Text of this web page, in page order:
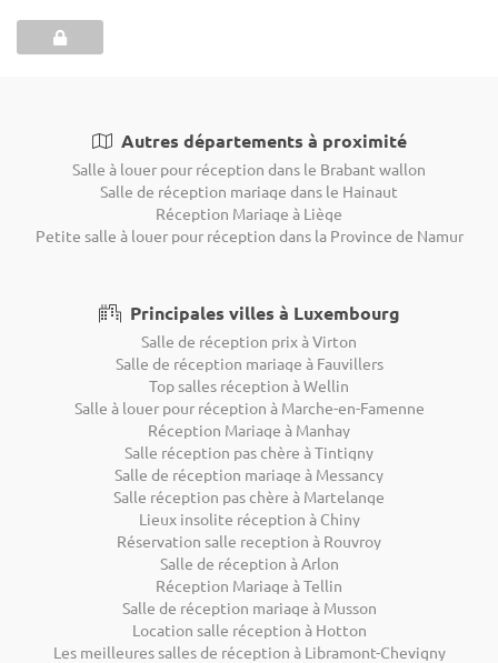
Autres départements à proximité
Salle à louer pour réception dans le Brabant wallon
Salle de réception mariage dans le Hainaut
Réception Mariage à Liège
Petite salle à louer pour réception dans la Province de Namur
Principales villes à Luxembourg
Salle de réception prix à Virton
Salle de réception mariage à Fauvillers
Top salles réception à Wellin
Salle à louer pour réception à Marche-en-Famenne
Réception Mariage à Manhay
Salle réception pas chère à Tintigny
Salle de réception mariage à Messancy
Salle réception pas chère à Martelange
Lieux insolite réception à Chiny
Réservation salle reception à Rouvroy
Salle de réception à Arlon
Réception Mariage à Tellin
Salle de réception mariage à Musson
Location salle réception à Hotton
Les meilleures salles de réception à Libramont-Chevigny